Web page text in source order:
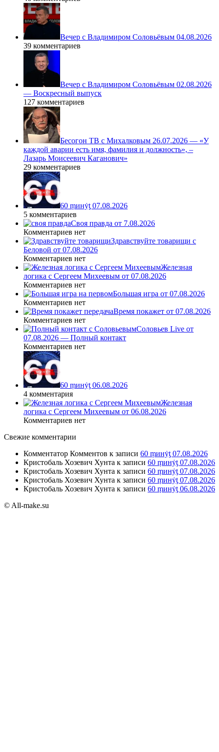
Вечер с Владимиром Соловьёвым 04.08.2026
39 комментариев
Вечер с Владимиром Соловьёвым 02.08.2026
— Воскресный выпуск
127 комментариев
Бесогон ТВ с Михалковым 26.07.2026 — «У
каждой аварии есть имя, фамилия и должность», –
Лазарь Моисеевич Каганович»
29 комментариев
60 ṃинẏƫ 07.08.2026
5 комментариев
Своя правда от 7.08.2026
Комментариев нет
Здравствуйте товарищи с
Беловой от 07.08.2026
Комментариев нет
Железная
логика с Сергеем Михеевым от 07.08.2026
Комментариев нет
Большая игра от 07.08.2026
Комментариев нет
Время покажет от 07.08.2026
Комментариев нет
Соловьев Live от
07.08.2026 — Полный контакт
Комментариев нет
60 ṃинẏƫ 06.08.2026
4 комментария
Железная
логика с Сергеем Михеевым от 06.08.2026
Комментариев нет
Свежие комментарии
Комментатор Комментов к записи 60 ṃинẏƫ 07.08.2026
Кристобаль Хозевич Хунта к записи 60 ṃинẏƫ 07.08.2026
Кристобаль Хозевич Хунта к записи 60 ṃинẏƫ 07.08.2026
Кристобаль Хозевич Хунта к записи 60 ṃинẏƫ 07.08.2026
Кристобаль Хозевич Хунта к записи 60 ṃинẏƫ 06.08.2026
© All-make.su